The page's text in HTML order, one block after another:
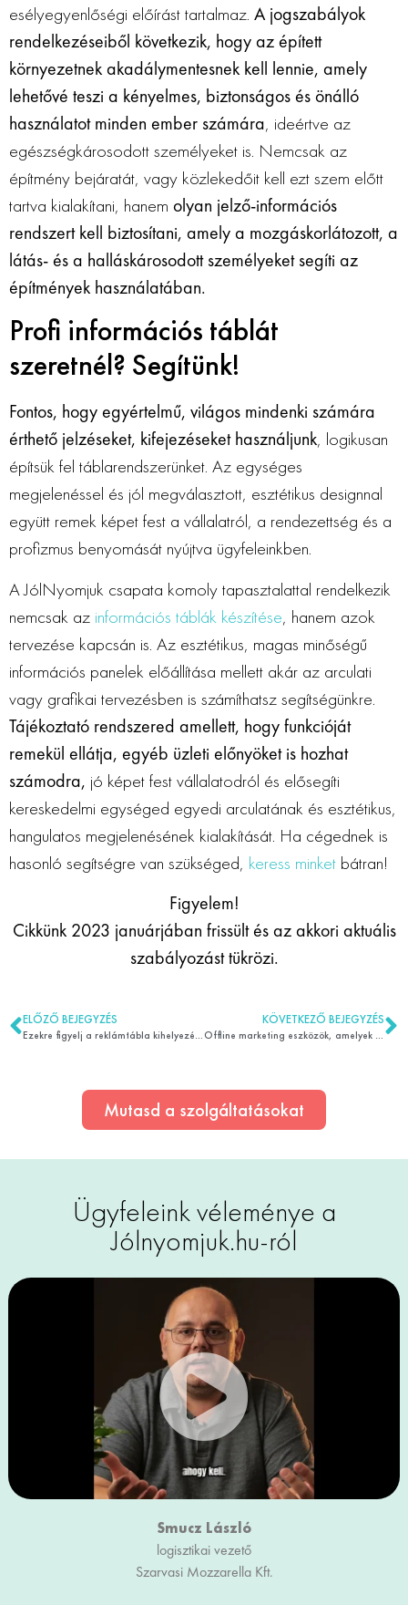
esélyegyenlőségi előírást tartalmaz. A jogszabályok
rendelkezéseiből következik, hogy az épített
környezetnek akadálymentesnek kell lennie, amely
lehetővé teszi a kényelmes, biztonságos és önálló
használatot minden ember számára, ideértve az
egészségkárosodott személyeket is. Nemcsak az
építmény bejáratát, vagy közlekedőit kell ezt szem előtt
tartva kialakítani, hanem olyan jelző-információs
rendszert kell biztosítani, amely a mozgáskorlátozott, a
látás- és a halláskárosodott személyeket segíti az
építmények használatában.
Profi információs táblát
szeretnél? Segítünk!
Fontos, hogy egyértelmű, világos mindenki számára
érthető jelzéseket, kifejezéseket használjunk, logikusan
építsük fel táblarendszerünket. Az egységes
megjelenéssel és jól megválasztott, esztétikus designnal
együtt remek képet fest a vállalatról, a rendezettség és a
profizmus benyomását nyújtva ügyfeleinkben.
A JólNyomjuk csapata komoly tapasztalattal rendelkezik
nemcsak az információs táblák készítése, hanem azok
tervezése kapcsán is. Az esztétikus, magas minőségű
információs panelek előállítása mellett akár az arculati
vagy grafikai tervezésben is számíthatsz segítségünkre.
Tájékoztató rendszered amellett, hogy funkcióját
remekül ellátja, egyéb üzleti előnyöket is hozhat
számodra, jó képet fest vállalatodról és elősegíti
kereskedelmi egységed egyedi arculatának és esztétikus,
hangulatos megjelenésének kialakítását. Ha cégednek is
hasonló segítségre van szükséged, keress minket bátran!
Figyelem!
Cikkünk 2023 januárjában frissült és az akkori aktuális
szabályozást tükrözi.
ELŐZŐ BEJEGYZÉS
Ezekre figyelj a reklámtábla kihelyezésnél!
KÖVETKEZŐ BEJEGYZÉS
Offline marketing eszközök, amelyek segíthetnek a kapcsolatépítésben
Mutasd a szolgáltatásokat
Ügyfeleink véleménye a
Jólnyomjuk.hu-ról
Smucz László
logisztikai vezető
Szarvasi Mozzarella Kft.